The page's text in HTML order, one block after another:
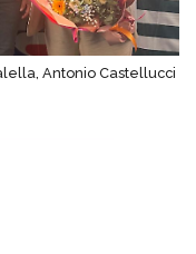
Antonio Castellucci